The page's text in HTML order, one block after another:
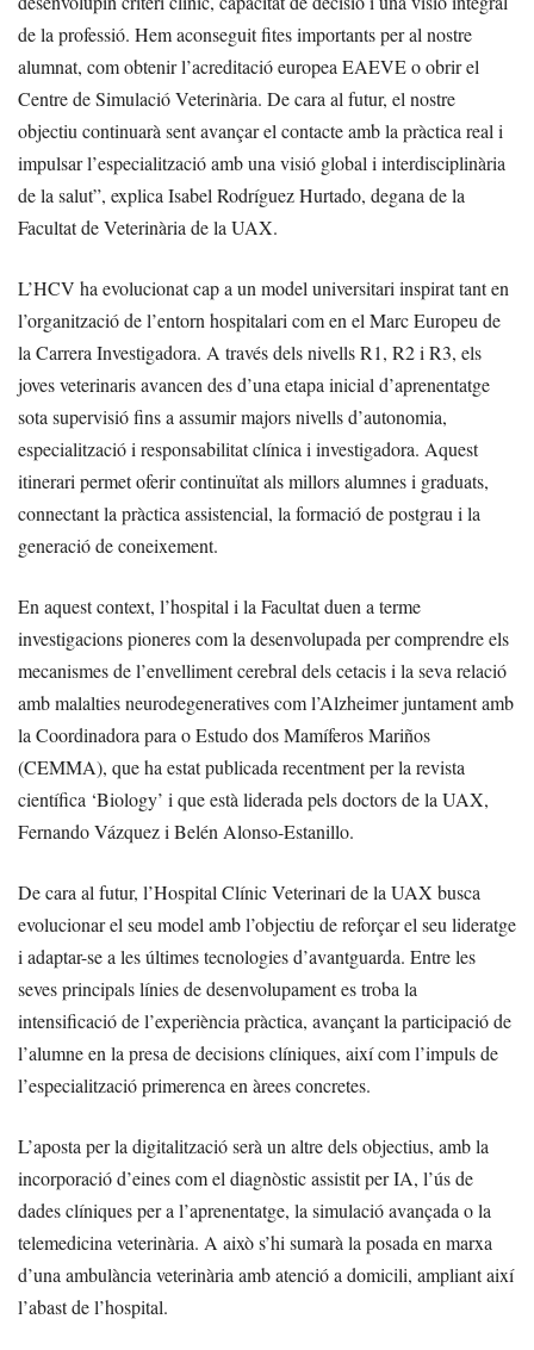
de la professió. Hem aconseguit fites importants per al nostre
alumnat, com obtenir l’acreditació europea EAEVE o obrir el
Centre de Simulació Veterinària. De cara al futur, el nostre
objectiu continuarà sent avançar el contacte amb la pràctica real i
impulsar l’especialització amb una visió global i interdisciplinària
de la salut”, explica Isabel Rodríguez Hurtado, degana de la
Facultat de Veterinària de la UAX.
L’HCV ha evolucionat cap a un model universitari inspirat tant en
l’organització de l’entorn hospitalari com en el Marc Europeu de
la Carrera Investigadora. A través dels nivells R1, R2 i R3, els
joves veterinaris avancen des d’una etapa inicial d’aprenentatge
sota supervisió fins a assumir majors nivells d’autonomia,
especialització i responsabilitat clínica i investigadora. Aquest
itinerari permet oferir continuïtat als millors alumnes i graduats,
connectant la pràctica assistencial, la formació de postgrau i la
generació de coneixement.
En aquest context, l’hospital i la Facultat duen a terme
investigacions pioneres com la desenvolupada per comprendre els
mecanismes de l’envelliment cerebral dels cetacis i la seva relació
amb malalties neurodegeneratives com l’Alzheimer juntament amb
la Coordinadora para o Estudo dos Mamíferos Mariños
(CEMMA), que ha estat publicada recentment per la revista
científica ‘Biology’ i que està liderada pels doctors de la UAX,
Fernando Vázquez i Belén Alonso-Estanillo.
De cara al futur, l’Hospital Clínic Veterinari de la UAX busca
evolucionar el seu model amb l’objectiu de reforçar el seu lideratge
i adaptar-se a les últimes tecnologies d’avantguarda. Entre les
seves principals línies de desenvolupament es troba la
intensificació de l’experiència pràctica, avançant la participació de
l’alumne en la presa de decisions clíniques, així com l’impuls de
l’especialització primerenca en àrees concretes.
L’aposta per la digitalització serà un altre dels objectius, amb la
incorporació d’eines com el diagnòstic assistit per IA, l’ús de
dades clíniques per a l’aprenentatge, la simulació avançada o la
telemedicina veterinària. A això s’hi sumarà la posada en marxa
d’una ambulància veterinària amb atenció a domicili, ampliant així
l’abast de l’hospital.